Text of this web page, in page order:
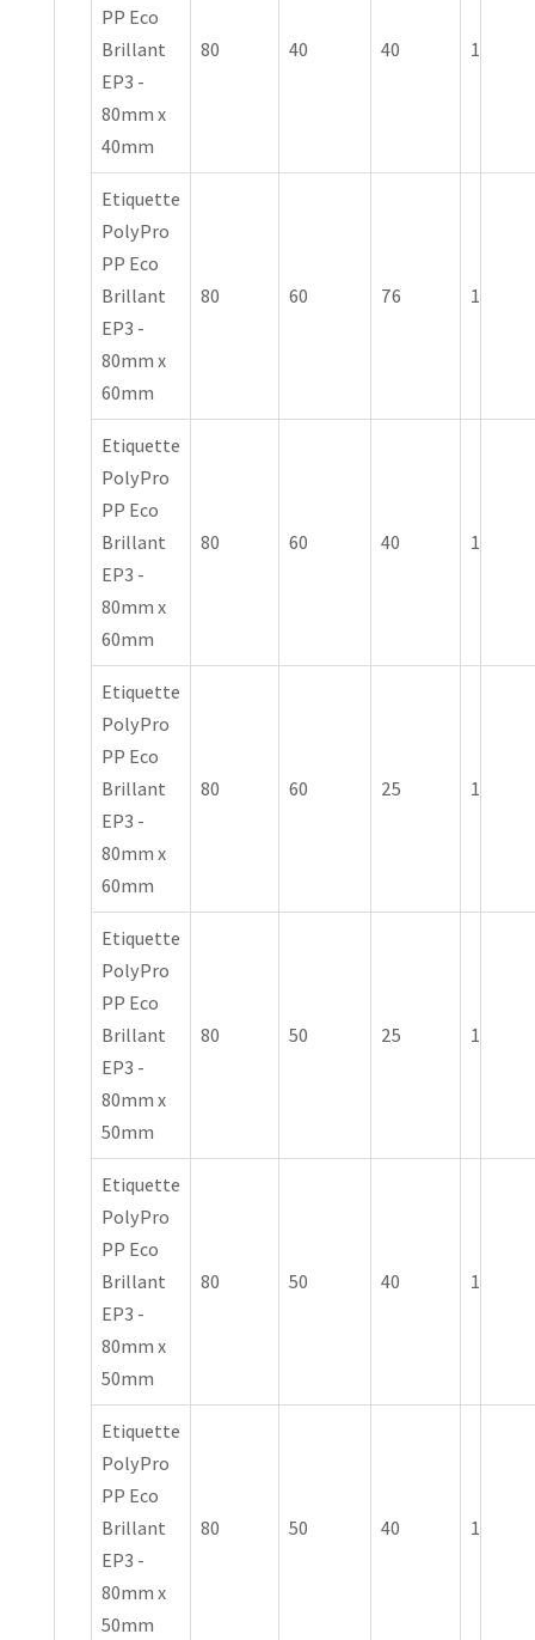
PP Eco
Brillant
EP3 -
80mm x
40mm
80 40 40 1
Etiquette
PolyPro
PP Eco
Brillant
EP3 -
80mm x
60mm
80 60 76 1
Etiquette
PolyPro
PP Eco
Brillant
EP3 -
80mm x
60mm
80 60 40 1
Etiquette
PolyPro
PP Eco
Brillant
EP3 -
80mm x
60mm
80 60 25 1
Etiquette
PolyPro
PP Eco
Brillant
EP3 -
80mm x
50mm
80 50 25 1
Etiquette
PolyPro
PP Eco
Brillant
EP3 -
80mm x
50mm
80 50 40 1
Etiquette
PolyPro
PP Eco
Brillant
EP3 -
80mm x
50mm
80 50 40 1